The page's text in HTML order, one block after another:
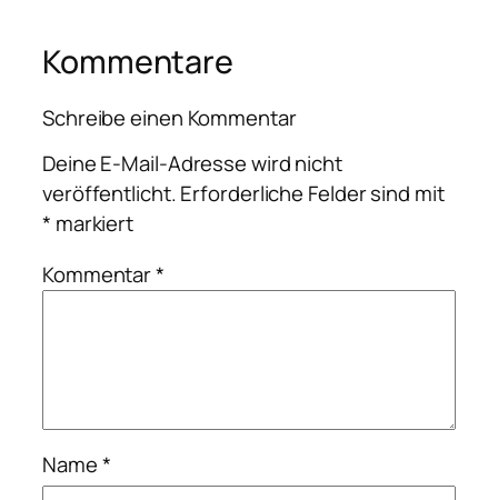
Kommentare
Schreibe einen Kommentar
Deine E-Mail-Adresse wird nicht
veröffentlicht.Erforderliche Felder sind mit
* markiert
Kommentar*
Name*